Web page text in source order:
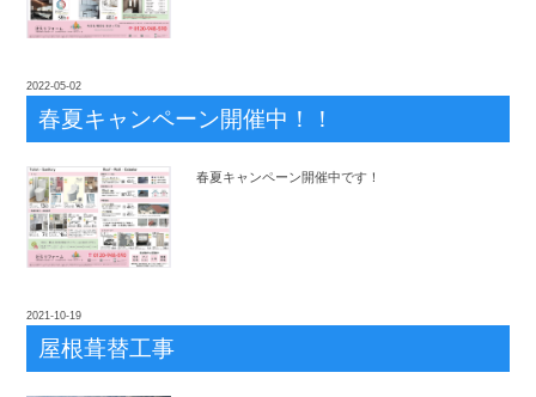
2022-05-02
春夏キャンペーン開催中！！
春夏キャンペーン開催中です！
2021-10-19
屋根葺替工事